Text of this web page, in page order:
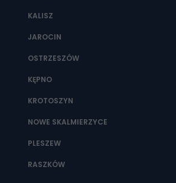
KALISZ
JAROCIN
OSTRZESZÓW
KĘPNO
KROTOSZYN
NOWE SKALMIERZYCE
PLESZEW
RASZKÓW